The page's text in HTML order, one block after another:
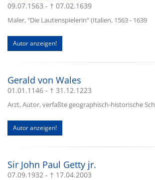
09.07.1563 - † 07.02.1639
Maler, "Die Lautenspielerin" (Italien, 1563 - 1639
Autor anzeigen!
Gerald von Wales
01.01.1146 - † 31.12.1223
Arzt, Autor, verfaßte geographisch-historische Sch
Autor anzeigen!
Sir John Paul Getty jr.
07.09.1932 - † 17.04.2003